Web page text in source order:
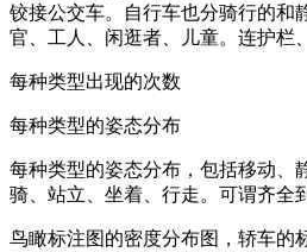
铰接公交车。自行车也分骑行的和
官、工人、闲逛者、儿童。连护栏
每种类型出现的次数
每种类型的姿态分布
每种类型的姿态分布，包括移动、
骑、站立、坐着、行走。可谓齐全
鸟瞰标注图的密度分布图，轿车的